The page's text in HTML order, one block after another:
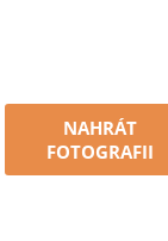
NAHRÁT
FOTOGRAFII